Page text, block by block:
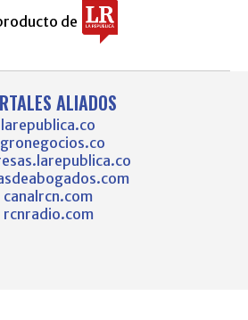
de
ALIADOS
larepublica.co
canalrcn.com
rcnradio.com